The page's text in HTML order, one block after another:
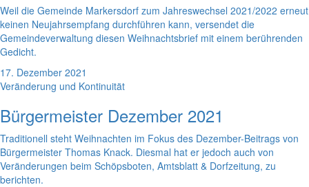
Weil die Gemeinde Markersdorf zum Jahreswechsel 2021/2022 erneut
keinen Neujahrsempfang durchführen kann, versendet die
Gemeindeverwaltung diesen Weihnachtsbrief mit einem berührenden
Gedicht.
17. Dezember 2021
Veränderung und Kontinuität
Bürgermeister Dezember 2021
Traditionell steht Weihnachten im Fokus des Dezember-Beitrags von
Bürgermeister Thomas Knack. Diesmal hat er jedoch auch von
Veränderungen beim Schöpsboten, Amtsblatt & Dorfzeitung, zu
berichten.